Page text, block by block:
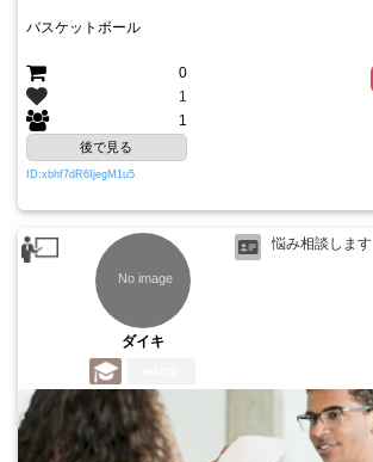
バスケットボール
0
1
1
後で見る
ID:xbhf7dR6IjegM1u5
ダイキ
悩み相談します